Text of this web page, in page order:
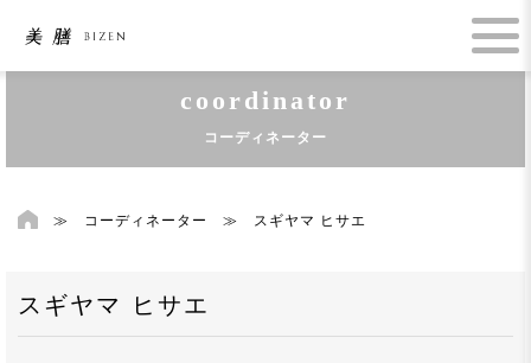
coordinator
コーディネーター
≫ コーディネーター ≫ スギヤマ ヒサエ
スギヤマ ヒサエ